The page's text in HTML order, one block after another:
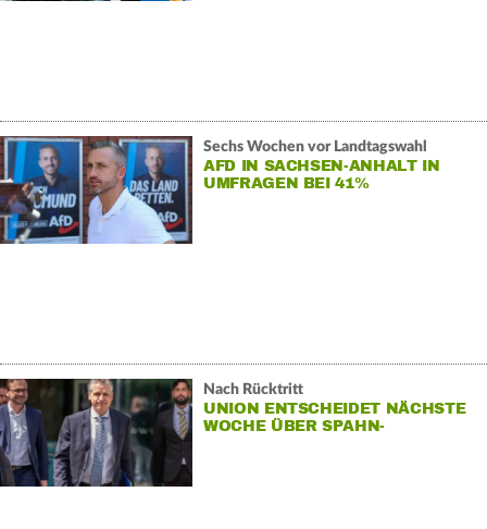
Sechs Wochen vor Landtagswahl
AFD IN SACHSEN-ANHALT IN
UMFRAGEN BEI 41%
Nach Rücktritt
UNION ENTSCHEIDET NÄCHSTE
WOCHE ÜBER SPAHN-